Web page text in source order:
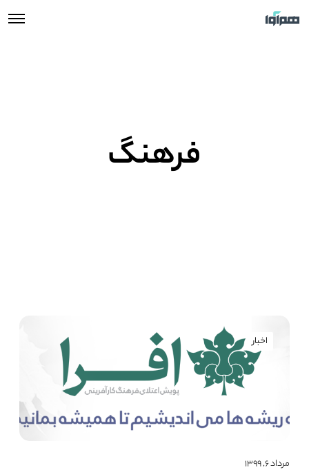
فرهنگ
اخبار
مرداد ۶, ۱۳۹۹